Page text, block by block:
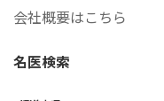
会社概要はこちら
名医検索